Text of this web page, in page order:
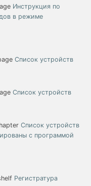
Инструкция по
в режиме
Список устройств
Список устройств
Список устройств
с программой
Регистратура